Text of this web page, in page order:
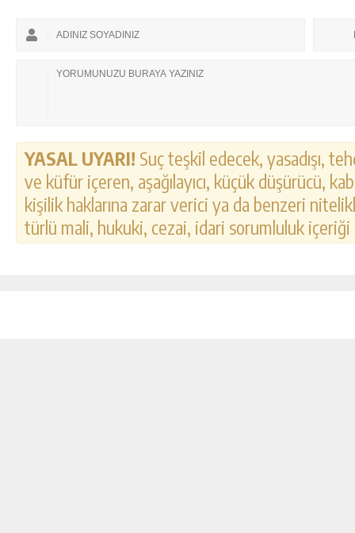
YASAL UYARI! Suç teşkil edecek, yasadışı,
ve küfür içeren, aşağılayıcı, küçük düşürücü,
kişilik haklarına zarar verici ya da benzeri
türlü mali, hukuki, cezai, idari sorumluluk